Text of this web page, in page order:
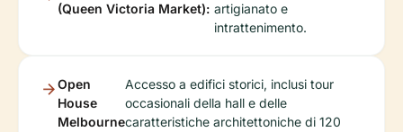
(Queen Victoria Market): artigianato e
intrattenimento.
Open
House
Melbourne
Accesso a edifici storici, inclusi tour
occasionali della hall e delle
caratteristiche architettoniche di 120